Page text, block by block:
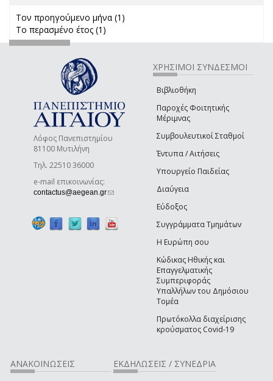
Τον προηγούμενο μήνα (1)
Το περασμένο έτος (1)
Λόφος Πανεπιστημίου
81100 Μυτιλήνη
Τηλ. 22510 36000
e-mail επικοινωνίας:
contactus@aegean.gr(link sends e-mail)
ΧΡΗΣΙΜΟΙ ΣΥΝΔΕΣΜΟΙ
Βιβλιοθήκη
Παροχές Φοιτητικής
Μέριμνας
Συμβουλευτικοί Σταθμοί
Έντυπα / Αιτήσεις
Υπουργείο Παιδείας
Διαύγεια
Εύδοξος
Συγγράμματα Τμημάτων
Η Ευρώπη σου
Κώδικας Ηθικής και
Επαγγελματικής
Συμπεριφοράς
Υπαλλήλων του Δημόσιου
Τομέα
Πρωτόκολλα διαχείρισης
κρούσματος Covid-19
ΑΝΑΚΟΙΝΩΣΕΙΣ ΕΚΔΗΛΩΣΕΙΣ / ΣΥΝΕΔΡΙΑ